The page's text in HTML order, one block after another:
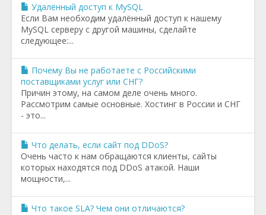
Удалённый доступ к MySQL
Если Вам необходим удалённый доступ к нашему
MySQL серверу с другой машины, сделайте
следующее:...
Почему Вы не работаете с Российскими
поставщиками услуг или СНГ?
Причин этому, на самом деле очень много.
Рассмотрим самые основные. Хостинг в России и СНГ
- это...
Что делать, если сайт под DDoS?
Очень часто к нам обращаются клиенты, сайты
которых находятся под DDoS атакой. Наши
мощности,...
Что такое SLA? Чем они отличаются?